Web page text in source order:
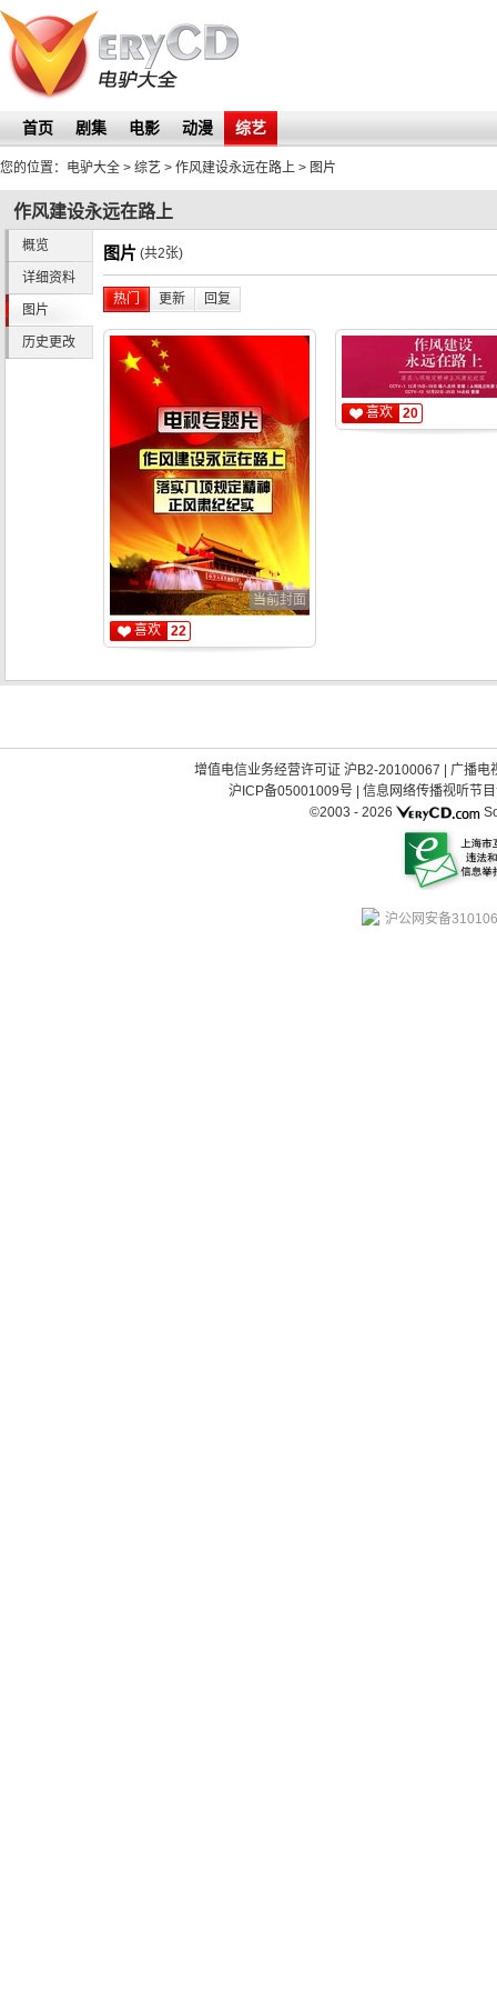
首页 剧集 电影 动漫 综艺
您的位置： 电驴大全 > 综艺 > 作风建设永远在路上 > 图片
作风建设永远在路上
概览
详细资料
图片
历史更改
图片 (共2张)
热门 更新 回复
当前封面
喜欢
22
喜欢 20
增值电信业务经营许可证 沪B2-20100067
广播电
沪ICP备05001009号| 信息网络传播视听节
©2003 - 2026
沪公网安备